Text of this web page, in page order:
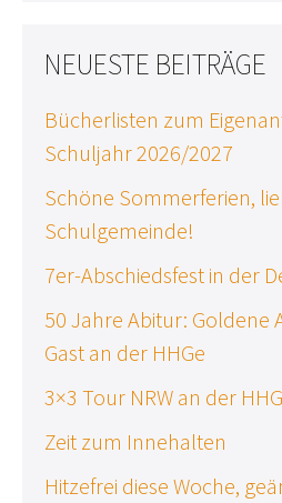
NEUESTE BEITRÄGE
Bücherlisten zum
Schuljahr 2026/2027
Schöne Sommerferien,
Schulgemeinde!
7er-Abschiedsfest in der
50 Jahre Abitur: Goldene
Gast an der HHGe
3×3 Tour NRW an der
Zeit zum Innehalten
Hitzefrei diese Woche,